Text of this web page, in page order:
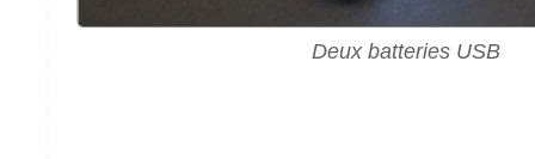
Deux batteries USB